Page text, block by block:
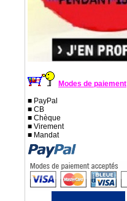
Modes de paiement
■ PayPal
■ CB
■ Chèque
■ Virement
■ Mandat